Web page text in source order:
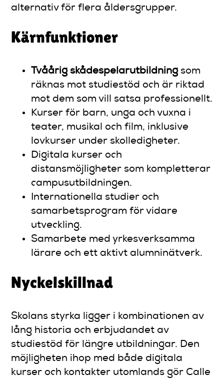
alternativ för flera åldersgrupper.
Kärnfunktioner
Tvåårig skådespelarutbildning som
räknas mot studiestöd och är riktad
mot dem som vill satsa professionellt.
Kurser för barn, unga och vuxna i
teater, musikal och film, inklusive
lovkurser under skolledigheter.
Digitala kurser och
distansmöjligheter som kompletterar
campusutbildningen.
Internationella studier och
samarbetsprogram för vidare
utveckling.
Samarbete med yrkesverksamma
lärare och ett aktivt alumninätverk.
Nyckelskillnad
Skolans styrka ligger i kombinationen av
lång historia och erbjudandet av
studiestöd för längre utbildningar. Den
möjligheten ihop med både digitala
kurser och kontakter utomlands gör Calle